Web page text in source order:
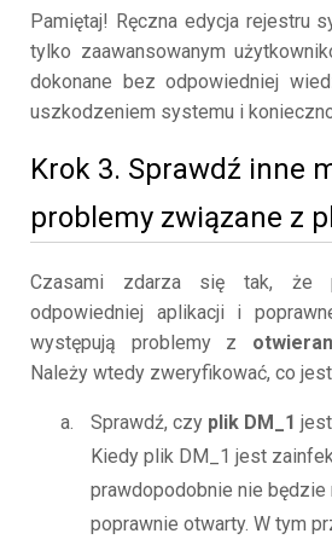
Pamiętaj! Ręczna edycja rejestru
tylko zaawansowanym
dokonane bez odpowiedniej
uszkodzeniem systemu i
Krok 3. Sprawdź inne
problemy związane z
Czasami zdarza się tak, że
odpowiedniej aplikacji i
występują problemy z
Należy wtedy zweryfikować, co
Sprawdź, czy plik DM_1
Kiedy plik DM_1 jest
prawdopodobnie nie będzie
poprawnie otwarty. W tym